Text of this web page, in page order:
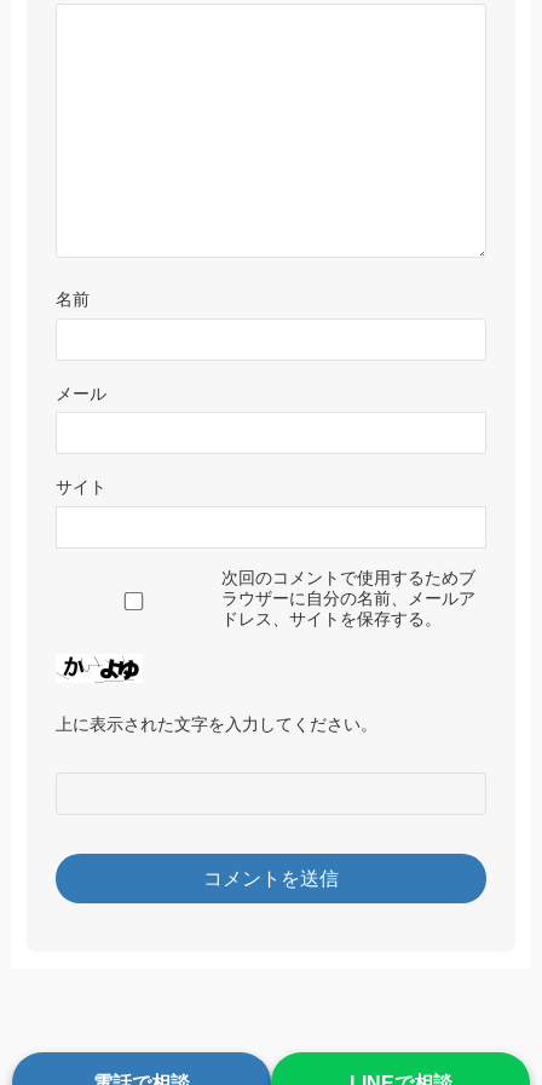
名前
メール
サイト
次回のコメントで使用するためブ
ラウザーに自分の名前、メールア
ドレス、サイトを保存する。
上に表示された文字を入力してください。